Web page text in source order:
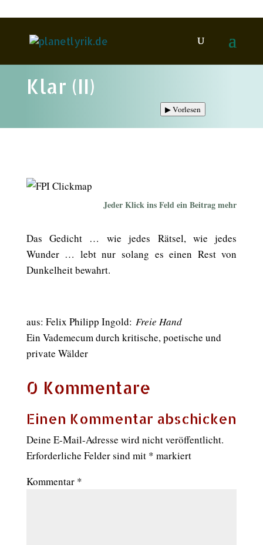
Klar (II)
▶Vorlesen
Jeder Klick ins Feld ein Beitrag mehr
Das Gedicht … wie jedes Rätsel, wie jedes
Wunder … lebt nur solang es einen Rest von
Dunkelheit bewahrt.
aus: Felix Philipp Ingold: Freie Hand
Ein Vademecum durch kritische, poetische und
private Wälder
0 Kommentare
Einen Kommentar abschicken
Deine E-Mail-Adresse wird nicht veröffentlicht.
Erforderliche Felder sind mit * markiert
Kommentar *